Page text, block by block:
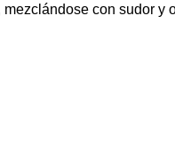
con sudor y